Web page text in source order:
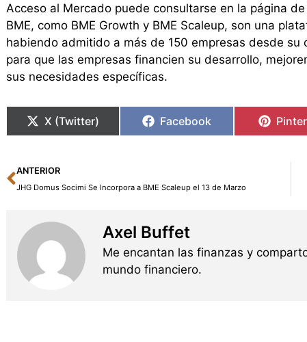
Acceso al Mercado puede consultarse en la página
BME, como BME Growth y BME Scaleup, son una
habiendo admitido a más de 150 empresas desde
para que las empresas financien su desarrollo,
sus necesidades específicas.
X (Twitter) Facebook
Ant
ANTERIOR
JHG Domus Socimi Se Incorpora a BME Scaleup el 13 de Marzo
Axel Buffet
Me encantan las finanzas y
mundo financiero.